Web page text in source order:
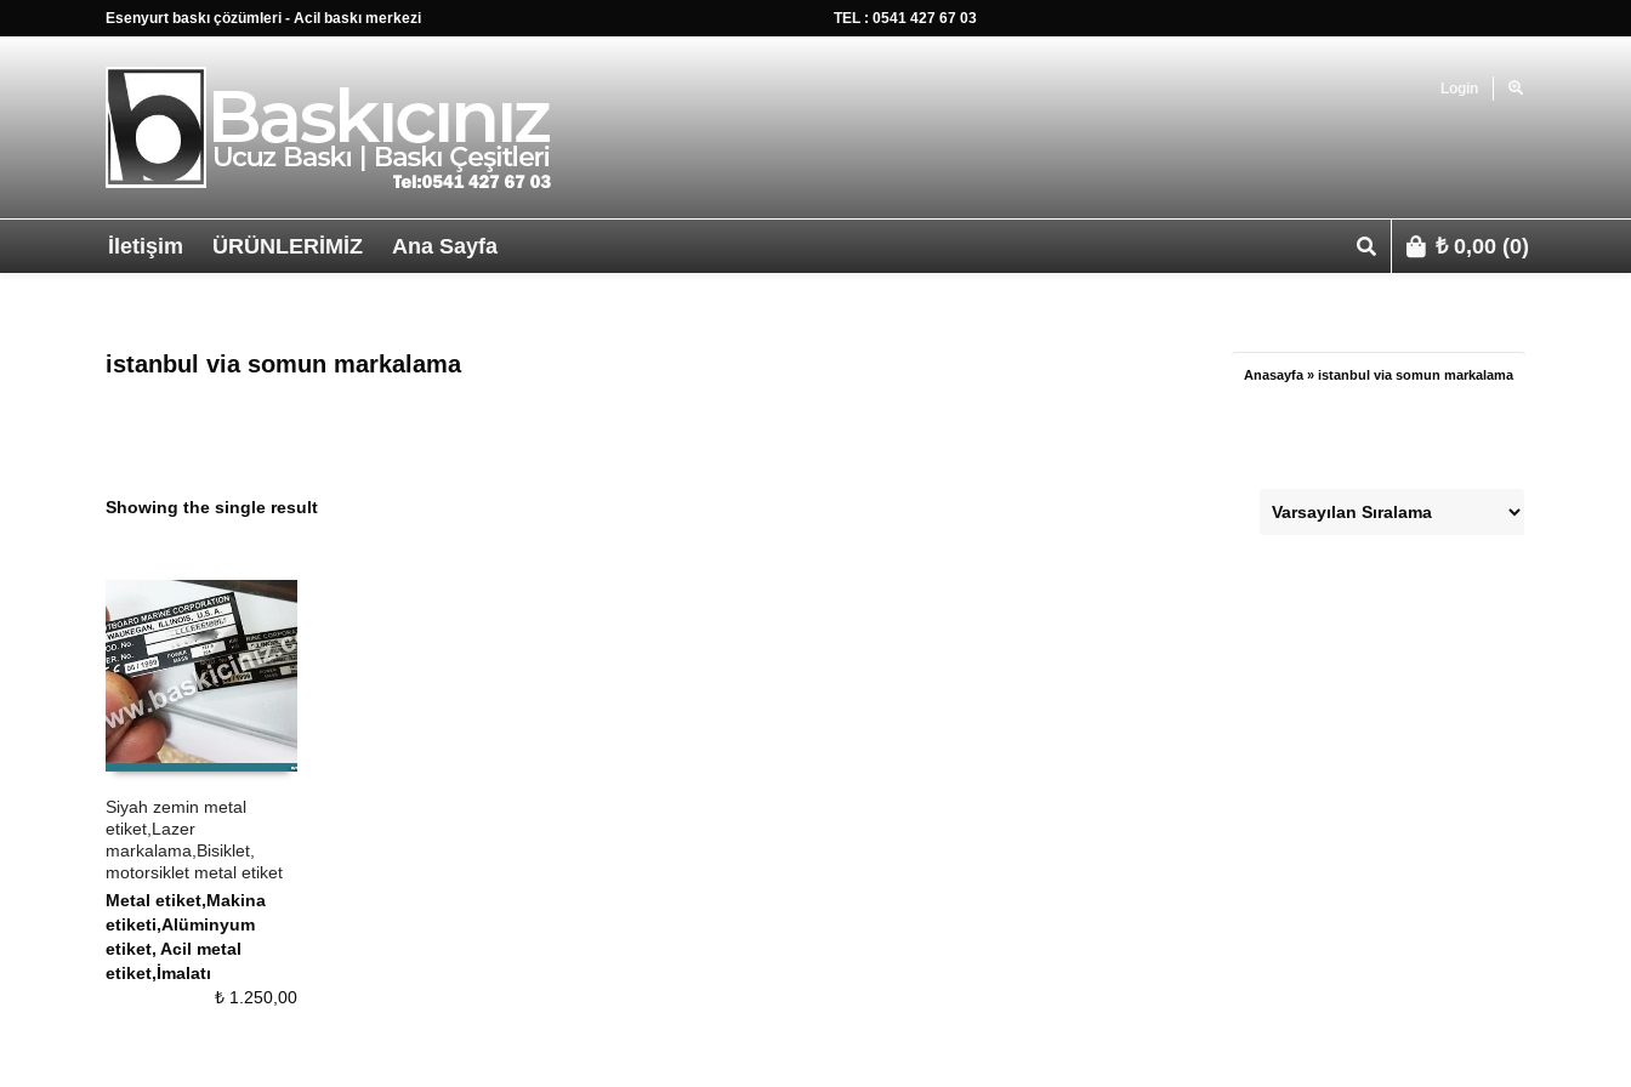
Esenyurt baskı çözümleri - Acil baskı merkezi TEL : 0541 427 67 03
Login
İletişim ÜRÜNLERİMİZ Ana Sayfa ₺0,00 (0)
istanbul via somun markalama Anasayfa » istanbul via somun markalama
Showing the single result
ÜRÜN SATIN AL
QUICK VIEW
Siyah zemin metal
etiket,Lazer
markalama,Bisiklet,
motorsiklet metal etiket
Metal etiket,Makina
etiketi,Alüminyum
etiket, Acil metal
etiket,İmalatı
₺1.250,00